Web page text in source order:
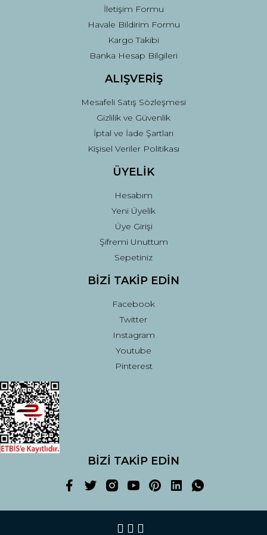
Gönder
İletişim Formu
Havale Bildirim Formu
Kargo Takibi
Banka Hesap Bilgileri
ALIŞVERİŞ
Mesafeli Satış Sözleşmesi
Gizlilik ve Güvenlik
İptal ve İade Şartları
Kişisel Veriler Politikası
ÜYELİK
Hesabım
Yeni Üyelik
Üye Girişi
Şifremi Unuttum
Sepetiniz
BİZİ TAKİP EDİN
Facebook
Twitter
Instagram
Youtube
Pinterest
BİZİ TAKİP EDİN